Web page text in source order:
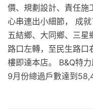
價、規劃設計、責任施
心串連出小細節， 成
五結鄉、大同鄉、三星
路口左轉，至民生路
樓即達本店。 B&Q特
9月份總過戶數達到